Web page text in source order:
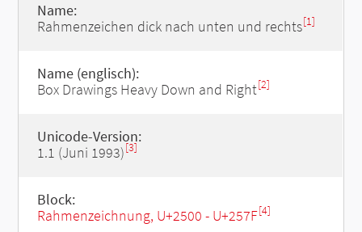
Name:
Rahmenzeichen dick nach unten und rechts[1]
Name (englisch):
Box Drawings Heavy Down and Right[2]
Unicode-Version:
1.1 (Juni 1993)[3]
Block:
Rahmenzeichnung, U+2500 - U+257F[4]